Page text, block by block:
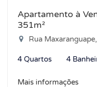
Apartamento à
351m²
Rua
4 Quartos 4
Mais informações